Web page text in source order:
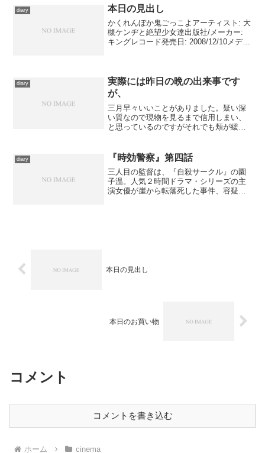
diary 本日の見出し
かくれんぼか鬼ごっこよアーティスト: 大
槻ケンヂと絶望少女達出版社/メーカー:
キングレコード発売日: 2008/12/10メディ
diary
実際には昨日の晩の出来事です
が、
三月早々いいことがありました。疑い深
い質なので現物を見るまで信用しまい、
と思っているのですがそれでも頬が緩む
はすっかり忘れてて、届いたら素直に喜
べそうな。 ちなみに、仕...
diary 『時効警察』第四話
三人目の監督は、『自殺サークル』の園
子温。人気２時間ドラマ・シリーズの主
演女優が崖から転落死した事件、容疑者
本日の見出し
本日のお買い物
コメント
コメントを書き込む
ホーム cinema